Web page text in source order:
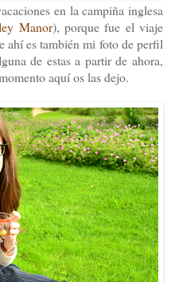
en la campiña inglesa
Manor), porque fue el viaje
ahí es también mi foto de perfil
de estas a partir de ahora,
aquí os las dejo.